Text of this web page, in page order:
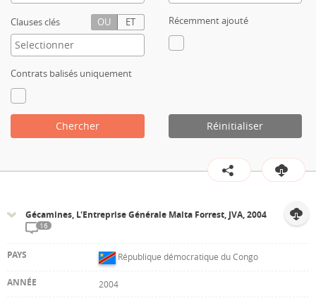
Clauses clés OU ET Récemment ajouté
Contrats balisés uniquement
Chercher Réinitialiser
Gécamines, L'Entreprise Générale Malta Forrest, JVA, 2004
16
République démocratique du Congo
2004